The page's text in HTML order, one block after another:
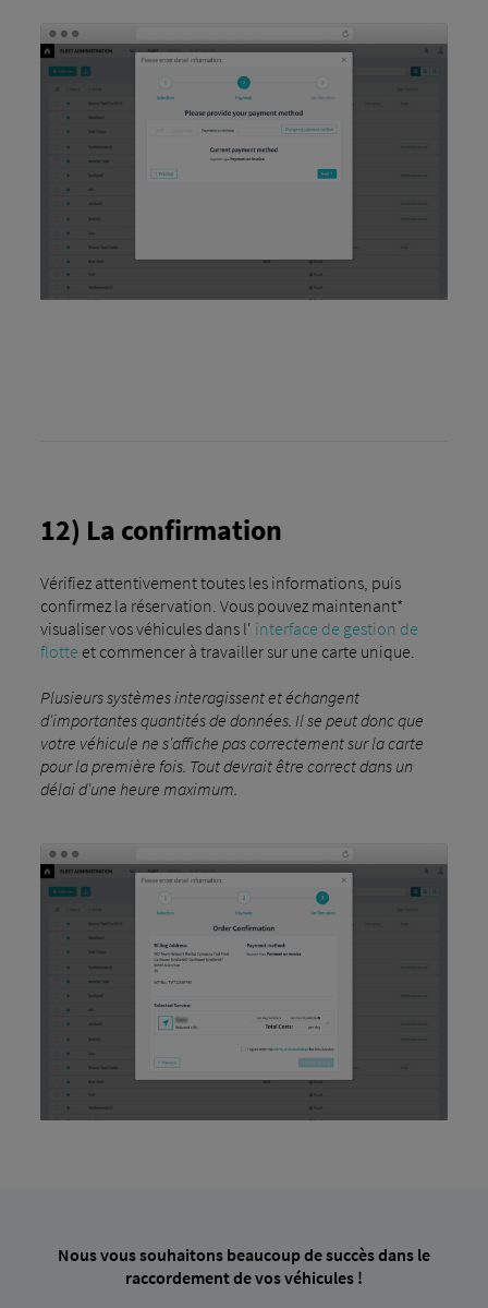
12) La confirmation
Vérifiez attentivement toutes les informations, puis
confirmez la réservation. Vous pouvez maintenant*
visualiser vos véhicules dans l' interface de gestion de
flotte et commencer à travailler sur une carte unique.
Plusieurs systèmes interagissent et échangent
d'importantes quantités de données. Il se peut donc que
votre véhicule ne s'affiche pas correctement sur la carte
pour la première fois. Tout devrait être correct dans un
délai d'une heure maximum.
Nous vous souhaitons beaucoup de succès dans le
raccordement de vos véhicules !